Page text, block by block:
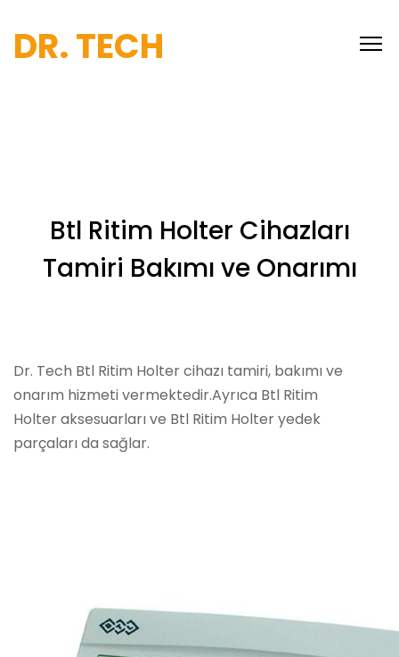
DR. TECH
Btl Ritim Holter Cihazları
Tamiri Bakımı ve Onarımı
Dr. Tech Btl Ritim Holter cihazı tamiri, bakımı ve
onarım hizmeti vermektedir.Ayrıca Btl Ritim
Holter aksesuarları ve Btl Ritim Holter yedek
parçaları da sağlar.